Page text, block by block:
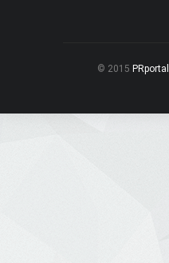
© 2015 PRportal